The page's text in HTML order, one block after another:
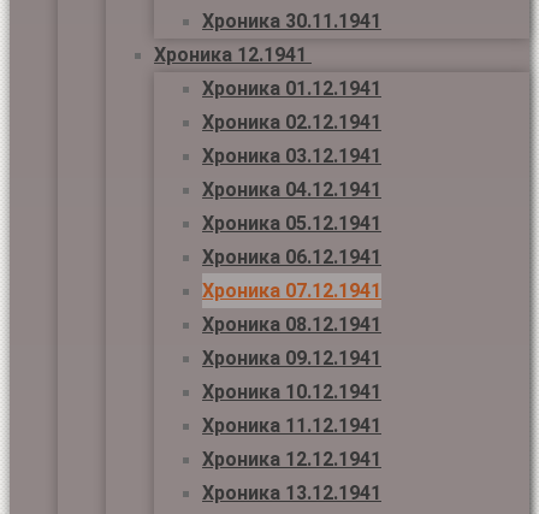
Хроника 30.11.1941
Хроника 12.1941
Хроника 01.12.1941
Хроника 02.12.1941
Хроника 03.12.1941
Хроника 04.12.1941
Хроника 05.12.1941
Хроника 06.12.1941
Хроника 07.12.1941
Хроника 08.12.1941
Хроника 09.12.1941
Хроника 10.12.1941
Хроника 11.12.1941
Хроника 12.12.1941
Хроника 13.12.1941